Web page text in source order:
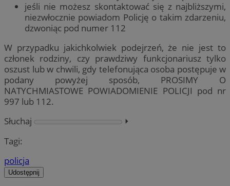
jeśli nie możesz skontaktować się z najbliższymi,
niezwłocznie powiadom Policję o takim zdarzeniu,
dzwoniąc pod numer 112
W przypadku jakichkolwiek podejrzeń, że nie jest to
członek rodziny, czy prawdziwy funkcjonariusz tylko
oszust lub w chwili, gdy telefonująca osoba postępuje w
podany powyżej sposób, PROSIMY O
NATYCHMIASTOWE POWIADOMIENIE POLICJI pod nr
997 lub 112.
Słuchaj
⏵︎
Tagi:
policja
Udostępnij